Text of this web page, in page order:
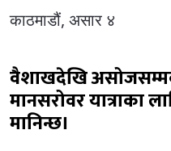
काठमाडौं, असार ४
वैशाखदेखि
मानसरोवर यात्राका
मानिन्छ।